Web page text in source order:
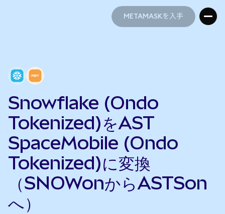
METAMASKを入手
Snowflake (Ondo
Tokenized)をAST
SpaceMobile (Ondo
Tokenized)に変換
（SNOWonからASTSon
へ）